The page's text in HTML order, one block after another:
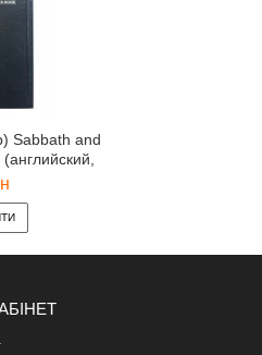
Sabbath and